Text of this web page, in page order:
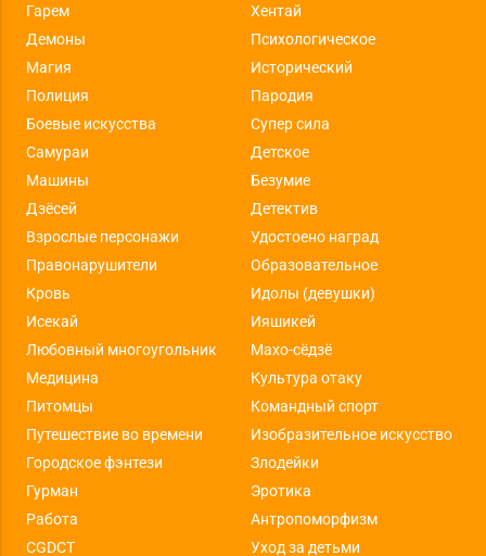
Гарем
Хентай
Демоны
Психологическое
Магия
Исторический
Полиция
Пародия
Боевые искусства
Супер сила
Самураи
Детское
Машины
Безумие
Дзёсей
Детектив
Взрослые персонажи
Удостоено наград
Правонарушители
Образовательное
Кровь
Идолы (девушки)
Исекай
Ияшикей
Любовный многоугольник
Махо-сёдзё
Медицина
Культура отаку
Питомцы
Командный спорт
Путешествие во времени
Изобразительное искусство
Городское фэнтези
Злодейки
Гурман
Эротика
Работа
Антропоморфизм
CGDCT
Уход за детьми